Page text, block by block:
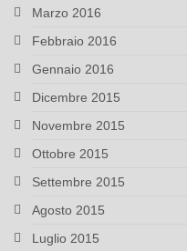
Marzo 2016
Febbraio 2016
Gennaio 2016
Dicembre 2015
Novembre 2015
Ottobre 2015
Settembre 2015
Agosto 2015
Luglio 2015